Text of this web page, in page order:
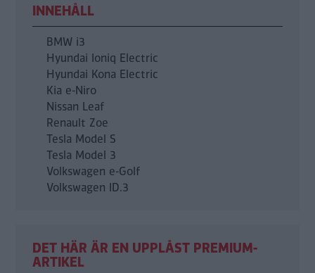
INNEHÅLL
BMW i3
Hyundai Ioniq Electric
Hyundai Kona Electric
Kia e-Niro
Nissan Leaf
Renault Zoe
Tesla Model S
Tesla Model 3
Volkswagen e-Golf
Volkswagen ID.3
DET HÄR ÄR EN UPPLÅST PREMIUM-
ARTIKEL